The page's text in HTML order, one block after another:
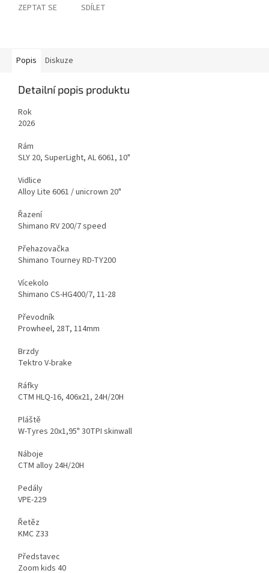
ZEPTAT SE SDÍLET
Popis Diskuze
Detailní popis produktu
Rok
2026
Rám
SLY 20, SuperLight, AL 6061, 10"
Vidlice
Alloy Lite 6061 / unicrown 20"
Řazení
Shimano RV 200/7 speed
Přehazovačka
Shimano Tourney RD-TY200
Vícekolo
Shimano CS-HG400/7, 11-28
Převodník
Prowheel, 28T, 114mm
Brzdy
Tektro V-brake
Ráfky
CTM HLQ-16, 406x21, 24H/20H
Pláště
W-Tyres 20x1,95" 30TPI skinwall
Náboje
CTM alloy 24H/20H
Pedály
VPE-229
Řetěz
KMC Z33
Představec
Zoom kids 40